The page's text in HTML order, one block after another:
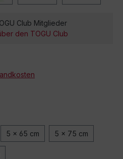
Club Mitglieder
den TOGU Club
5 x 65 cm 5 x 75 cm